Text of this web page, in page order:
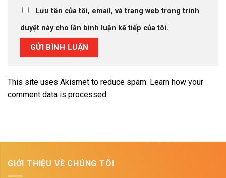
Lưu tên của tôi, email, và trang web trong trình
duyệt này cho lần bình luận kế tiếp của tôi.
This site uses Akismet to reduce spam. Learn how your
comment data is processed.
GIỚI THIỆU VỀ CHÚNG TÔI